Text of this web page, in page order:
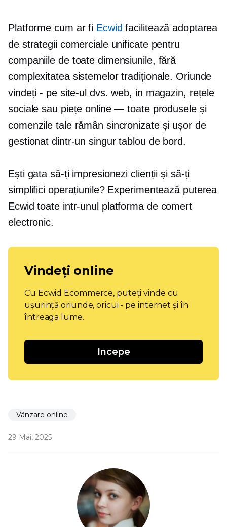
Platforme cum ar fi Ecwid facilitează adoptarea
de strategii comerciale unificate pentru
companiile de toate dimensiunile, fără
complexitatea sistemelor tradiționale. Oriunde
vindeți - pe site-ul dvs. web, in magazin, rețele
sociale sau piețe online — toate produsele și
comenzile tale rămân sincronizate și ușor de
gestionat dintr-un singur tablou de bord.
Ești gata să-ți impresionezi clienții și să-ți
simplifici operațiunile? Experimentează puterea
Ecwidtoate intr-unul platforma de comert
electronic.
Vindeți online
Cu Ecwid Ecommerce, puteți vinde cu
ușurință oriunde, oricui - pe internet și în
întreaga lume.
Incepe
Vânzare online
29 Mai, 2025